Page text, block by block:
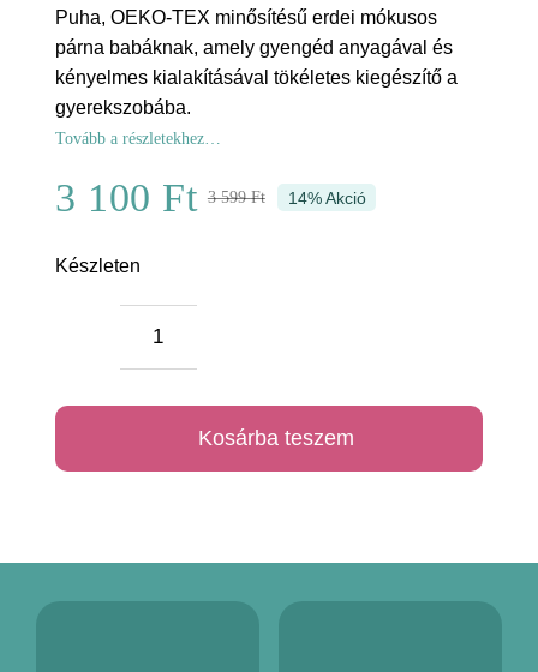
Puha, OEKO-TEX minősítésű erdei mókusos
párna babáknak, amely gyengéd anyagával és
kényelmes kialakításával tökéletes kiegészítő a
gyerekszobába.
Tovább a részletekhez…
3 599Ft
Original
599 Ft.
3 100 Ft
Current
100 Ft.
14% Akció
Készleten
babaKosárba teszem